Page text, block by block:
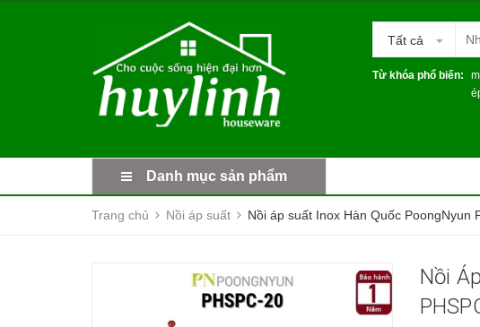
Tất cả
Từ khóa phổ biến:
Danh mục sản phẩm
Trang chủ Nồi áp suất Nồi áp suất Inox Hàn Quốc PoongNyun
Nồi